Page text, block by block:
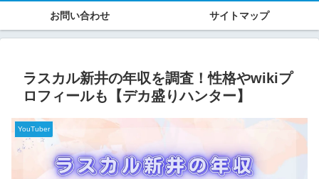
お問い合わせ サイトマップ
ラスカル新井の年収を調査！性格やwikiプ
ロフィールも【デカ盛りハンター】
YouTuber